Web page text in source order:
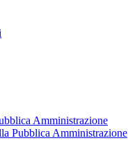
Amministrazione
Pubblica Amministrazione